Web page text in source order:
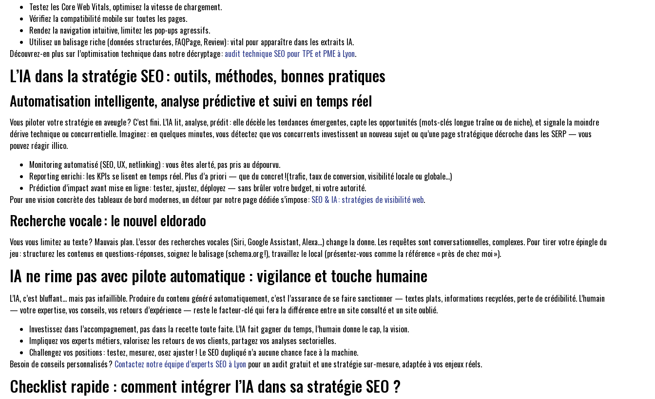
Testez les Core Web Vitals, optimisez la vitesse de chargement.
Vérifiez la compatibilité mobile sur toutes les pages.
Rendez la navigation intuitive, limitez les pop-ups agressifs.
Utilisez un balisage riche (données structurées, FAQPage, Review) : vital pour apparaître dans les extraits IA.
Découvrez-en plus sur l’optimisation technique dans notre décryptage : audit technique SEO pour TPE et PME à Lyon.
L’IA dans la stratégie SEO : outils, méthodes, bonnes pratiques
Automatisation intelligente, analyse prédictive et suivi en temps réel
Vous piloter votre stratégie en aveugle ? C’est fini. L’IA lit, analyse, prédit : elle décèle les tendances émergentes, capte les opportunités (mots-clés longue traîne ou de niche), et signale la moindre
dérive technique ou concurrentielle. Imaginez : en quelques minutes, vous détectez que vos concurrents investissent un nouveau sujet ou qu’une page stratégique décroche dans les SERP — vous
pouvez réagir illico.
Monitoring automatisé (SEO, UX, netlinking) : vous êtes alerté, pas pris au dépourvu.
Reporting enrichi : les KPIs se lisent en temps réel. Plus d’a priori — que du concret !(trafic, taux de conversion, visibilité locale ou globale…)
Prédiction d’impact avant mise en ligne : testez, ajustez, déployez — sans brûler votre budget, ni votre autorité.
Pour une vision concrète des tableaux de bord modernes, un détour par notre page dédiée s’impose : SEO & IA : stratégies de visibilité web.
Recherche vocale : le nouvel eldorado
Vous vous limitez au texte ? Mauvais plan. L’essor des recherches vocales (Siri, Google Assistant, Alexa…) change la donne. Les requêtes sont conversationnelles, complexes. Pour tirer votre épingle du
jeu : structurez les contenus en questions-réponses, soignez le balisage (schema.org !), travaillez le local (présentez-vous comme la référence « près de chez moi »).
IA ne rime pas avec pilote automatique : vigilance et touche humaine
L’IA, c’est bluffant… mais pas infaillible. Produire du contenu généré automatiquement, c’est l’assurance de se faire sanctionner — textes plats, informations recyclées, perte de crédibilité. L’humain
— votre expertise, vos conseils, vos retours d’expérience — reste le facteur-clé qui fera la différence entre un site consulté et un site oublié.
Investissez dans l’accompagnement, pas dans la recette toute faite. L’IA fait gagner du temps, l’humain donne le cap, la vision.
Impliquez vos experts métiers, valorisez les retours de vos clients, partagez vos analyses sectorielles.
Challengez vos positions : testez, mesurez, osez ajuster ! Le SEO dupliqué n’a aucune chance face à la machine.
Besoin de conseils personnalisés ? Contactez notre équipe d’experts SEO à Lyon pour un audit gratuit et une stratégie sur-mesure, adaptée à vos enjeux réels.
Checklist rapide : comment intégrer l’IA dans sa stratégie SEO ?